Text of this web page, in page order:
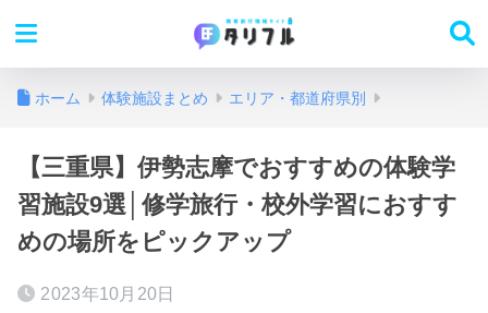
ホーム 体験施設まとめ エリア・都道府県別
【三重県】伊勢志摩でおすすめの体験学
習施設9選│修学旅行・校外学習におすす
めの場所をピックアップ
2023年10月20日